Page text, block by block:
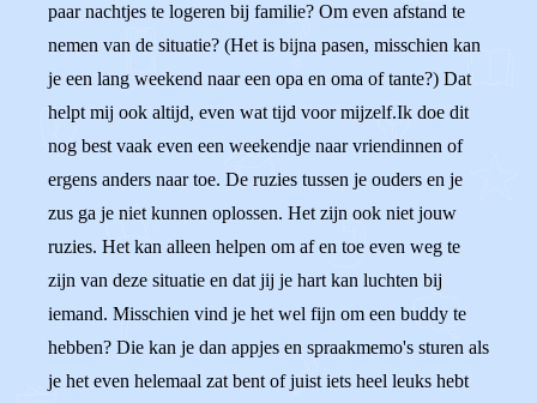
paar nachtjes te logeren bij familie? Om even afstand te
nemen van de situatie? (Het is bijna pasen, misschien kan
je een lang weekend naar een opa en oma of tante?) Dat
helpt mij ook altijd, even wat tijd voor mijzelf.Ik doe dit
nog best vaak even een weekendje naar vriendinnen of
ergens anders naar toe. De ruzies tussen je ouders en je
zus ga je niet kunnen oplossen. Het zijn ook niet jouw
ruzies. Het kan alleen helpen om af en toe even weg te
zijn van deze situatie en dat jij je hart kan luchten bij
iemand. Misschien vind je het wel fijn om een buddy te
hebben? Die kan je dan appjes en spraakmemo's sturen als
je het even helemaal zat bent of juist iets heel leuks hebt